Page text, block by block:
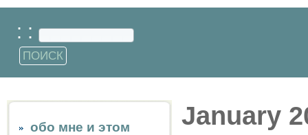
: :
обо мне и этом
January